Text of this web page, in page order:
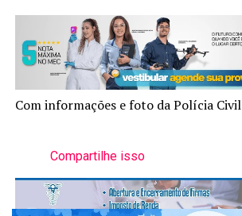
Com informações e foto da Polícia Civil
Compartilhe isso